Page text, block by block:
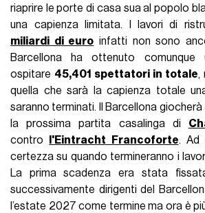
riaprire le porte di casa sua al popolo
una capienza limitata. I lavori di
miliardi di euro infatti non sono
Barcellona ha ottenuto comunque
ospitare 45,401 spettatori in totale,
quella che sarà la capienza totale
saranno terminati. Il Barcellona giocherà
la prossima partita casalinga di
contro
l'Eintracht Francoforte. Ad
certezza su quando termineranno i
La prima scadenza era stata
successivamente dirigenti del
l’estate 2027 come termine ma ora è